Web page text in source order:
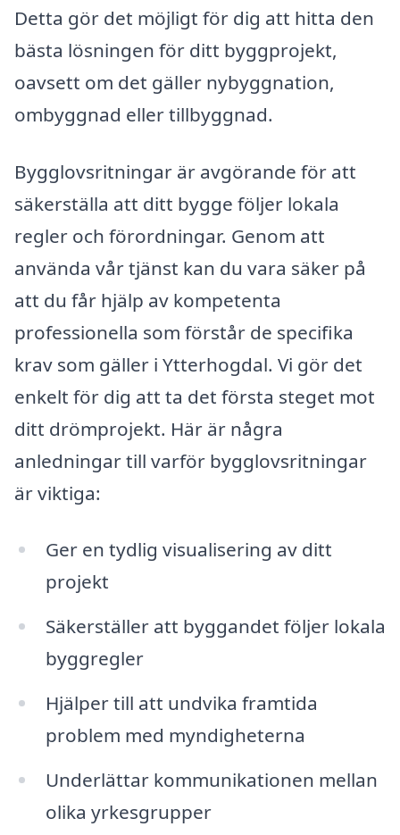
Detta gör det möjligt för dig att hitta den
bästa lösningen för ditt byggprojekt,
oavsett om det gäller nybyggnation,
ombyggnad eller tillbyggnad.
Bygglovsritningar är avgörande för att
säkerställa att ditt bygge följer lokala
regler och förordningar. Genom att
använda vår tjänst kan du vara säker på
att du får hjälp av kompetenta
professionella som förstår de specifika
krav som gäller i Ytterhogdal. Vi gör det
enkelt för dig att ta det första steget mot
ditt drömprojekt. Här är några
anledningar till varför bygglovsritningar
är viktiga:
Ger en tydlig visualisering av ditt
projekt
Säkerställer att byggandet följer lokala
byggregler
Hjälper till att undvika framtida
problem med myndigheterna
Underlättar kommunikationen mellan
olika yrkesgrupper